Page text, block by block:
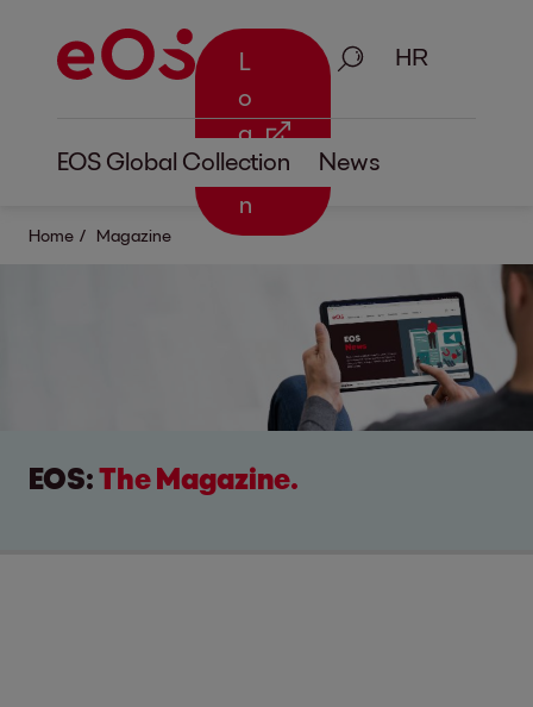
L
o
g
i
n
Traži
EOS Global Collection News
Home Magazine
EOS:The Magazine.